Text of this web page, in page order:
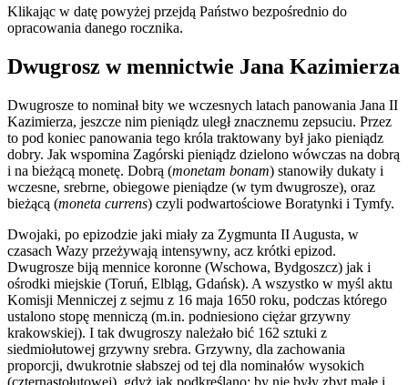
Klikając w datę powyżej przejdą Państwo bezpośrednio do
opracowania danego rocznika.
Dwugrosz w mennictwie Jana Kazimierza
Dwugrosze to nominał bity we wczesnych latach panowania Jana II
Kazimierza, jeszcze nim pieniądz uległ znacznemu zepsuciu. Przez
to pod koniec panowania tego króla traktowany był jako pieniądz
dobry. Jak wspomina Zagórski pieniądz dzielono wówczas na dobrą
i na bieżącą monetę. Dobrą (monetam bonam) stanowiły dukaty i
wczesne, srebrne, obiegowe pieniądze (w tym dwugrosze), oraz
bieżącą (moneta currens) czyli podwartościowe Boratynki i Tymfy.
Dwojaki, po epizodzie jaki miały za Zygmunta II Augusta, w
czasach Wazy przeżywają intensywny, acz krótki epizod.
Dwugrosze biją mennice koronne (Wschowa, Bydgoszcz) jak i
ośrodki miejskie (Toruń, Elbląg, Gdańsk). A wszystko w myśl aktu
Komisji Menniczej z sejmu z 16 maja 1650 roku, podczas którego
ustalono stopę menniczą (m.in. podniesiono ciężar grzywny
krakowskiej). I tak dwugroszy należało bić 162 sztuki z
siedmiołutowej grzywny srebra. Grzywny, dla zachowania
proporcji, dwukrotnie słabszej od tej dla nominałów wysokich